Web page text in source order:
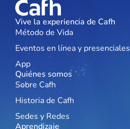
Vive la experiencia de Cafh
Método de Vida
Eventos en línea y presenciales
App
Quiénes somos
Sobre Cafh
Historia de Cafh
Sedes y Redes
Aprendizaje